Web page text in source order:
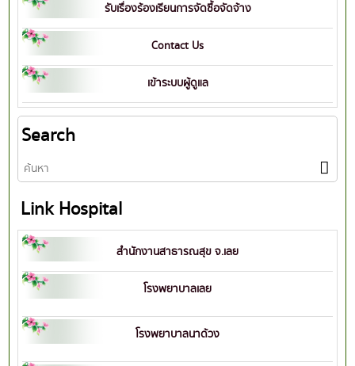
รับเรื่องร้องเรียนการจัดซื้อจัดจ้าง
Contact Us
เข้าระบบผู้ดูแล
Search
Link Hospital
สำนักงานสาธารณสุข จ.เลย
โรงพยาบาลเลย
โรงพยาบาลนาด้วง